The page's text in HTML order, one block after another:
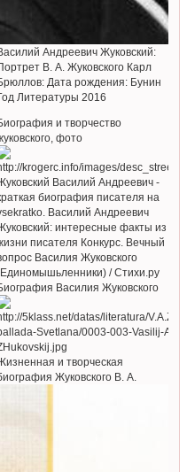
Андреевич Жуковский:
В. А. Жуковского Карл
Дата рождения: Бунин
Литературы 2016
и творчество
фото
Василий Андреевич -
биография писателя на
Василий Андреевич
интересные факты из
писателя Конкурс. Вечный
Василия Жуковского
/ Стихи.ру
Василия Жуковского
и творческая
Жуковского В. А.